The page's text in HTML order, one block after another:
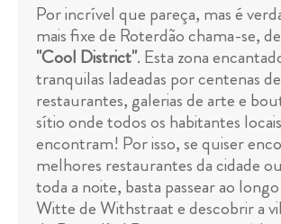
Por incrível que pareça, mas é
mais fixe de Roterdão chama-se,
"Cool District". Esta zona
tranquilas ladeadas por centenas
restaurantes, galerias de arte e
sítio onde todos os habitantes
encontram! Por isso, se quiser
melhores restaurantes da cidade
toda a noite, basta passear ao
Witte de Withstraat e descobrir a